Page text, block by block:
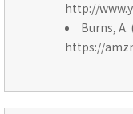
http://
Burns, A.
https://